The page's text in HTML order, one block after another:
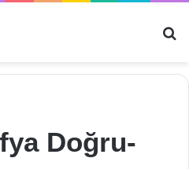
Doğru-